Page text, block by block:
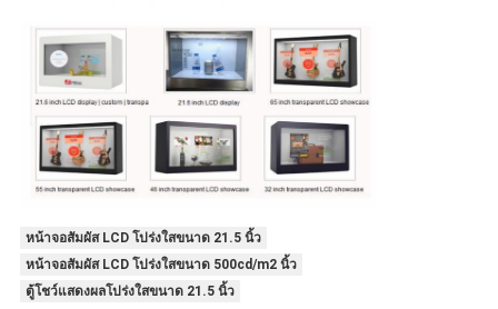
หน้าจอสัมผัส LCD โปร่งใสขนาด 21.5 นิ้ว
หน้าจอสัมผัส LCD โปร่งใสขนาด 500cd/m2 นิ้ว
ตู้โชว์แสดงผลโปร่งใสขนาด 21.5 นิ้ว